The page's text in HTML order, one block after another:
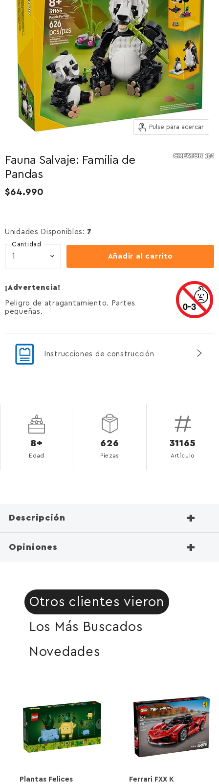
Pulse para acercar
Fauna Salvaje: Familia de
Pandas
$64.990
Unidades Disponibles: 7
Cantidad
Añadir al carrito
¡Advertencia!
Peligro de atragantamiento. Partes
pequeñas.
Instrucciones de construcción
8+
Edad
626
Piezas
31165
Artículo
Descripción +
Opiniones +
Otros clientes vieron
Los Más Buscados
Novedades
Plantas Felices Ferrari FXX K